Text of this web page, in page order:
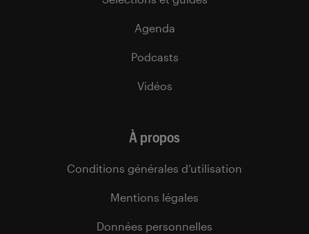
Agenda
Podcasts
Vidéos
À propos
Conditions générales d’utilisation
Mentions légales
Données personnelles